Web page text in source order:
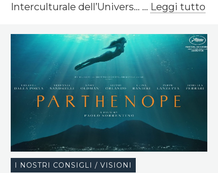
Interculturale dell’Univers... ... Leggi tutto
I NOSTRI CONSIGLI / VISIONI